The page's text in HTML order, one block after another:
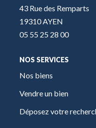
43 Rue des Remparts
19310 AYEN
05 55 25 28 00
NOS SERVICES
Nos biens
Vendre un bien
Déposez votre